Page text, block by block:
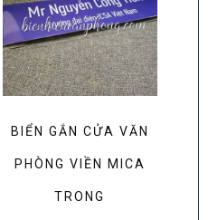
BIỂN GẮN CỬA VĂN
PHÒNG VIỀN MICA
TRONG